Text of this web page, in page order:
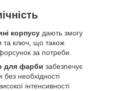
корпусу дають змогу
та ключ, що також
за потреби.
для фарби забезпечує
необхідності
інтенсивності